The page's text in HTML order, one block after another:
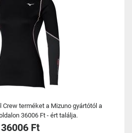
Crew terméket a Mizuno gyártótól a
36006 Ft - ért találja.
36006 Ft